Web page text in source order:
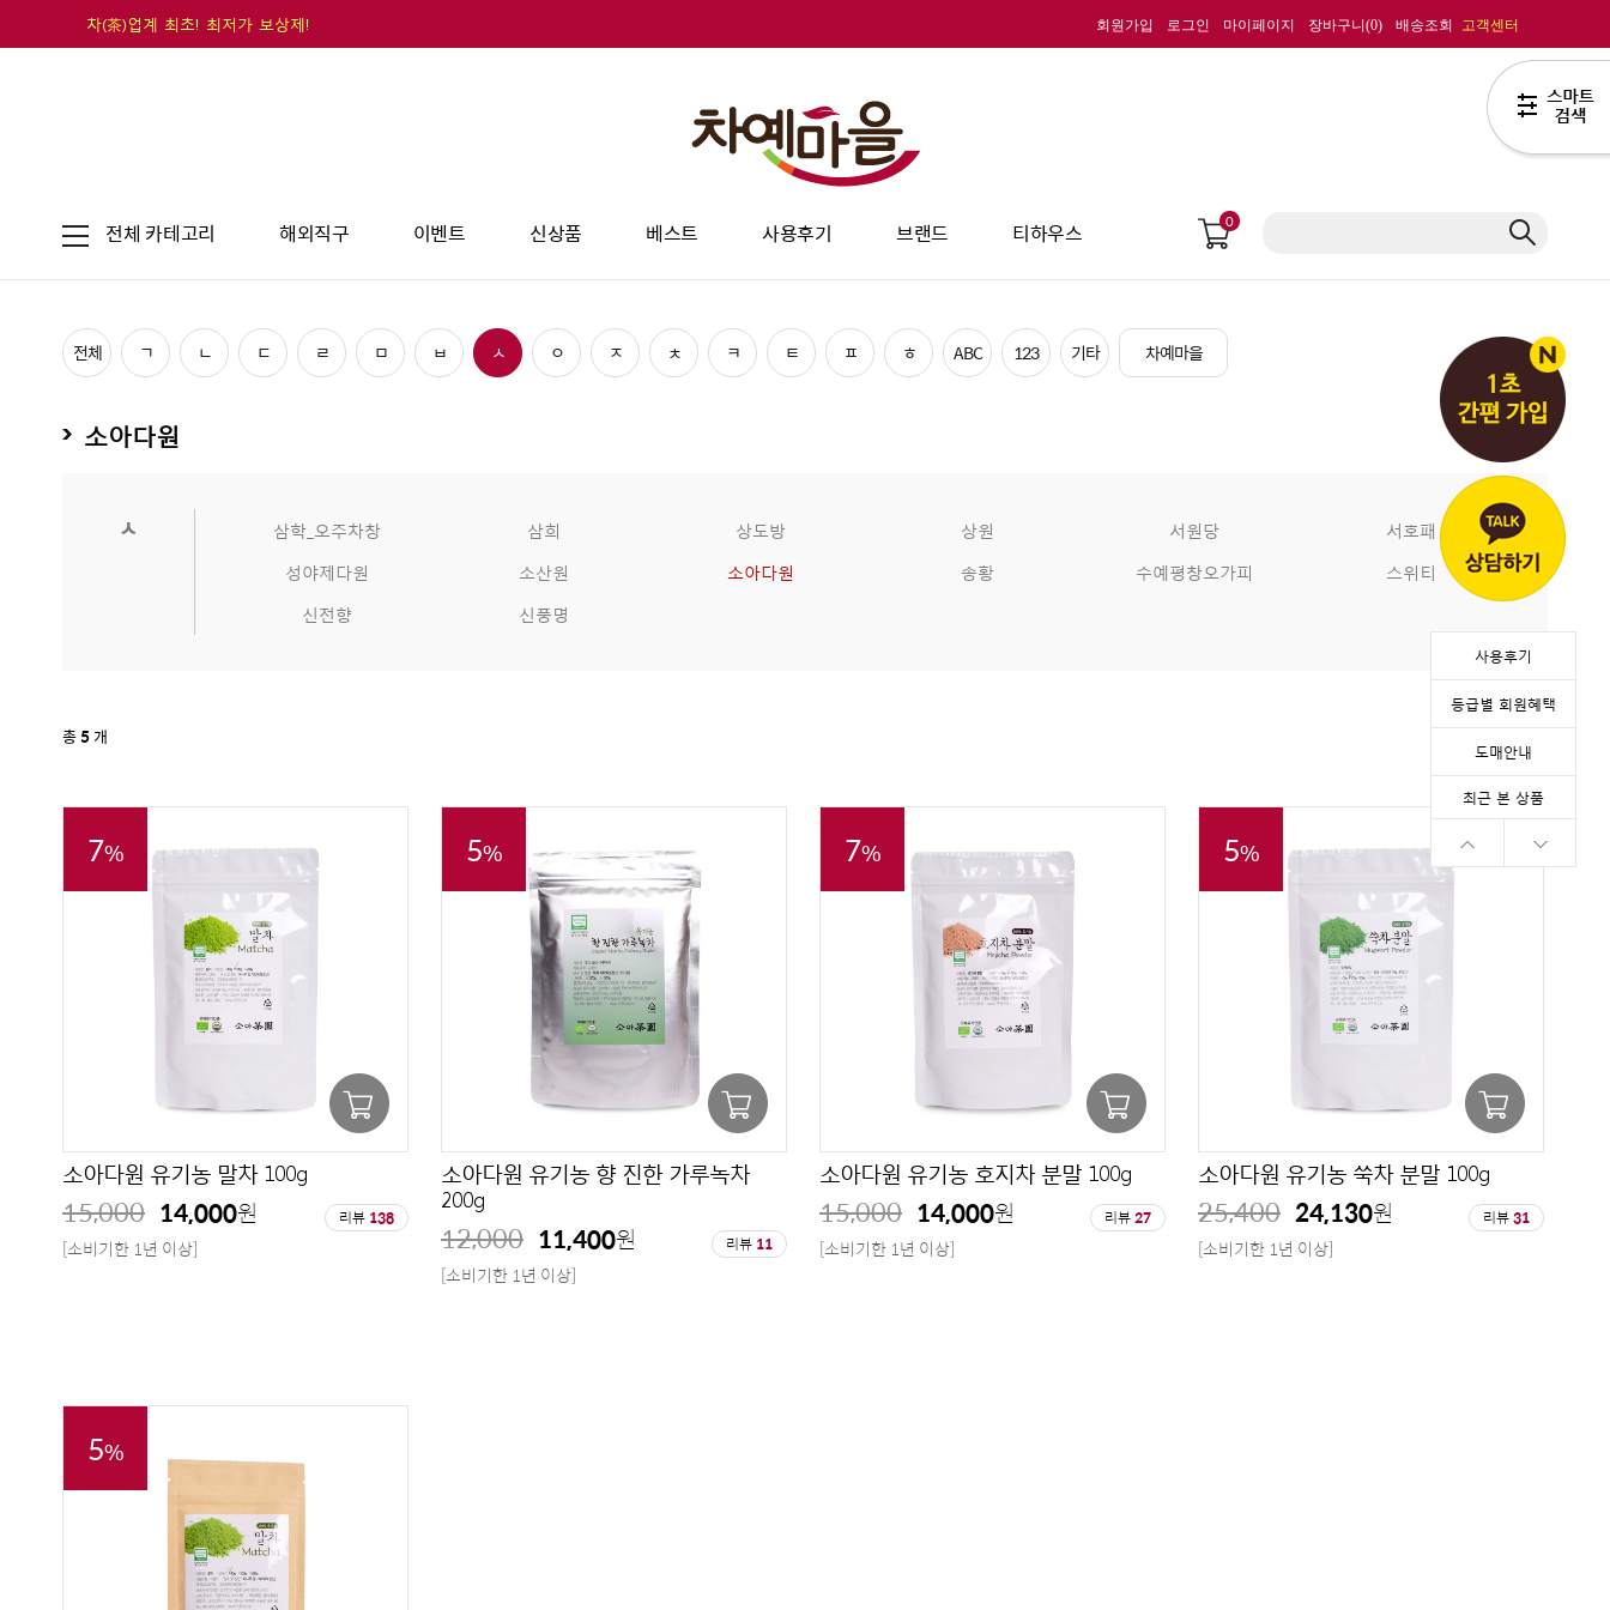
차(茶)업계 최초! 최저가 보상제! 회원가입 로그인 마이페이지 장바구니(0) 배송조회 고객센터
전체 카테고리 해외직구 이벤트 신상품 베스트 사용후기 브랜드 티하우스 0
사용후기
등급별 회원혜택
도매안내
최근 본 상품
전체 ㄱ ㄴ ㄷ ㄹ ㅁ ㅂ ㅅ ㅇ ㅈ ㅊ ㅋ ㅌ ㅍ ㅎ ABC 123 기타 차예마을
소아다원
ㅅ 삼학_오주차창 삼희 상도방 상원 서원당
서호패
성야제다원
소산원 소아다원 송황 수예평창오가피
스위티
신전향
신풍명
총5개
7%
소아다원 유기농 말차 100g
15,000 14,000원 리뷰 138
[소비기한 1년 이상]
5%
소아다원 유기농 향 진한 가루녹차
200g
12,000 11,400원 리뷰 11
[소비기한 1년 이상]
7%
소아다원 유기농 호지차 분말 100g
15,000 14,000원 리뷰27
[소비기한 1년 이상]
5%
소아다원 유기농 쑥차 분말 100g
25,400 24,130원 리뷰31
[소비기한 1년 이상]
5%